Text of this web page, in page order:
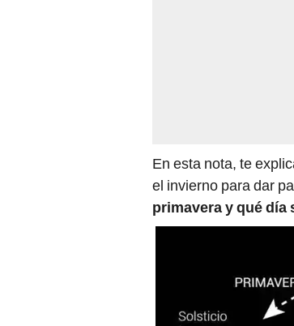
En esta nota, te
el invierno para dar
primavera y qué día